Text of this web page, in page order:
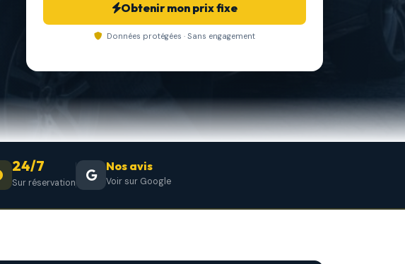
Obtenir mon prix fixe
Données protégées · Sans engagement
24/7
Sur réservation
Nos avis
Voir sur Google